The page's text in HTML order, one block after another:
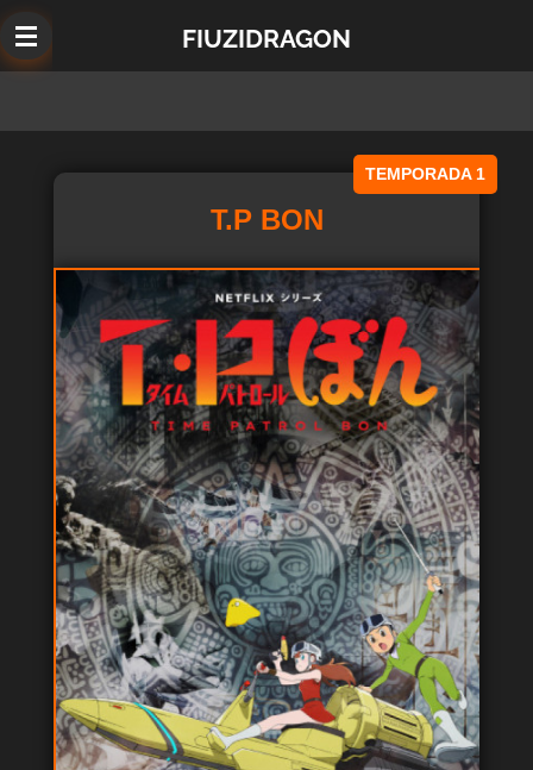
Ir
al
FIUZIDRAGON
TEMPORADA 1
T.P BON